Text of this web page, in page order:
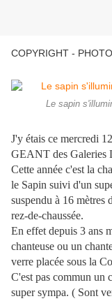
COPYRIGHT -
Le sapin
J'y étais ce mercredi
GEANT des Galeries
Cette année c'est la
le Sapin suivi d'un
suspendu à 16 mètres
rez-de-chaussée.
En effet depuis 3 ans
chanteuse ou un
verre placée sous la
C'est pas commun un
super sympa. ( Sont